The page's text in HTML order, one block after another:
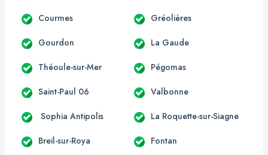
Courmes Gréolières
Gourdon La Gaude
Théoule-sur-Mer Pégomas
Saint-Paul 06 Valbonne
Sophia Antipolis La Roquette-sur-Siagne
Breil-sur-Roya Fontan